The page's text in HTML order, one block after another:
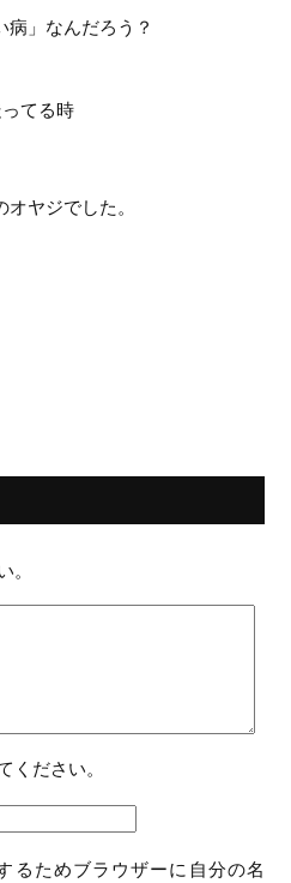
病」なんだろう？
てる時
ヤジでした。
。
ください。
るためブラウザーに自分の名